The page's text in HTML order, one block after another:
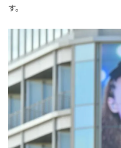
す。